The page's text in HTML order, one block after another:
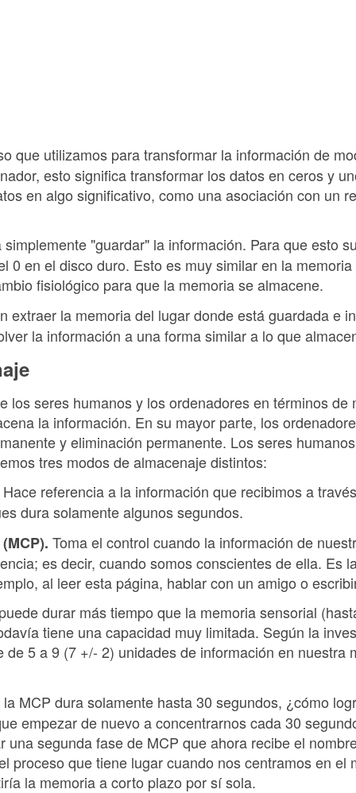
que utilizamos para transformar la información de
esto significa transformar los datos en ceros y
en algo significativo, como una asociación con un
"guardar" la información. Para que esto
0 en el disco duro. Esto es muy similar en la
fisiológico para que la memoria se almacene.
extraer la memoria del lugar donde está guardada e
la información a una forma similar a lo que
los seres humanos y los ordenadores en términos de
la información. En su mayor parte, los
y eliminación permanente. Los seres
tres modos de almacenaje distintos:
Hace referencia a la información que recibimos a
dura solamente algunos segundos.
Toma el control cuando la información de
es decir, cuando somos conscientes de ella. Es
al leer esta página, hablar con un amigo o
durar más tiempo que la memoria sensorial
tiene una capacidad muy limitada. Según la
de 5 a 9 (7 +/- 2) unidades de información en nuestra
MCP dura solamente hasta 30 segundos, ¿cómo
empezar de nuevo a concentrarnos cada 30
una segunda fase de MCP que ahora recibe el
proceso que tiene lugar cuando nos centramos en el
la memoria a corto plazo por sí sola.